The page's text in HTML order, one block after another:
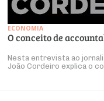
ECONOMIA
O conceito de
Nesta entrevista ao
João Cordeiro explica o